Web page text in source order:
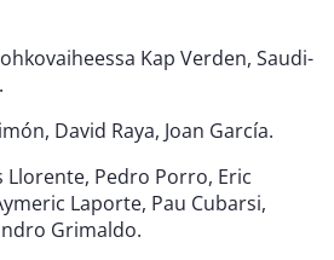
Kap Verden, Saudi-
David Raya, Joan García.
Llorente, Pedro Porro, Eric
Laporte, Pau Cubarsi,
Grimaldo.